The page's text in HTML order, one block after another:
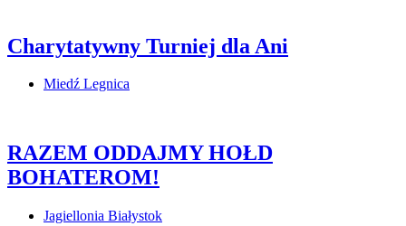
Charytatywny Turniej dla Ani
Miedź Legnica
RAZEM ODDAJMY HOŁD
BOHATEROM!
Jagiellonia Białystok